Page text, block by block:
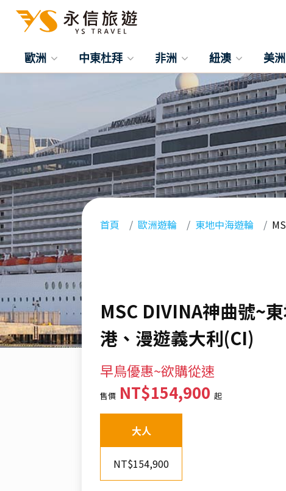
歐洲 中東杜拜 非洲 紐澳 美洲
首頁 歐洲遊輪 東地中海遊輪
MSC DIVINA神曲號~
港、漫遊義大利(CI)
早鳥優惠~欲購從速
售價 NT$154,900起
大人
NT$154,900